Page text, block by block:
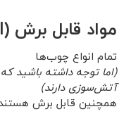
مواد قابل برش (Cutting Material):
تمام انواع چوب‌ها
(اما توجه داشته باشید
آتش‌سوزی دارند)
همچنین قابل برش